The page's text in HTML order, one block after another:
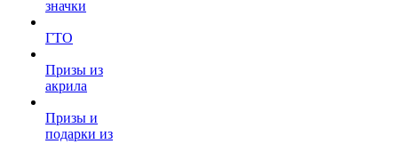
значки
ГТО
Призы из
акрила
Призы и
подарки из